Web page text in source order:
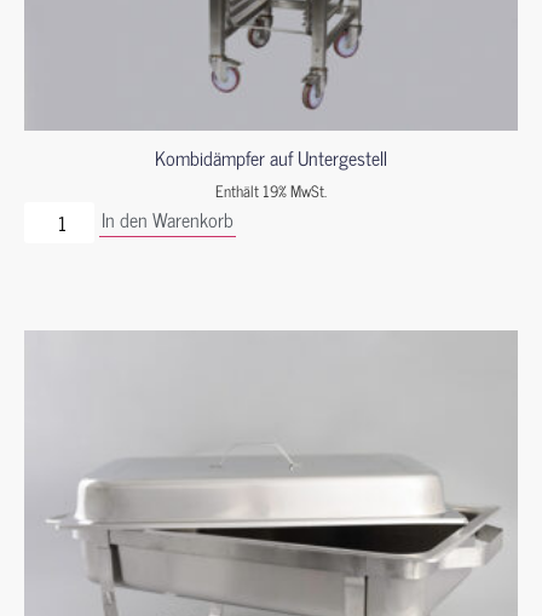
Kombidämpfer auf Untergestell
Enthält 19% MwSt.
In den Warenkorb